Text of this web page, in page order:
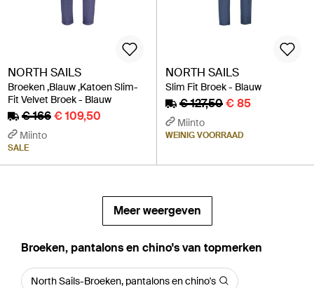
NORTH SAILS
Broeken ,Blauw ,Katoen Slim-
Fit Velvet Broek - Blauw
€ 166€ 109,50
Miinto
SALE
NORTH SAILS
Slim Fit Broek - Blauw
€ 127,50€ 85
Miinto
WEINIG VOORRAAD
Meer weergeven
‪Broeken, pantalons en chino's‬ van topmerken
North Sails-Broeken, pantalons en chino's